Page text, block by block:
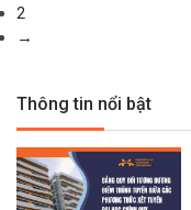
2
→
Thông tin nổi bật